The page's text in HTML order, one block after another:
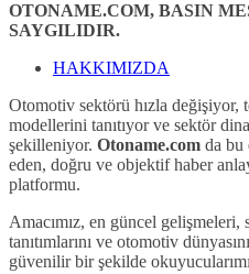
OTONAME.COM, BASIN
SAYGILIDIR.
HAKKIMIZDA
Otomotiv sektörü hızla
modellerini tanıtıyor ve sektör
şekilleniyor. Otoname.com da bu
eden, doğru ve objektif haber
platformu.
Amacımız, en güncel
tanıtımlarını ve otomotiv
güvenilir bir şekilde